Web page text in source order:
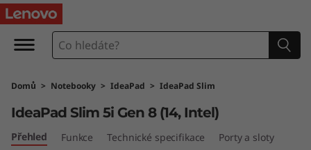
I
e
a
P
Domů > Notebooky > IdeaPad > IdeaPad Slim
IdeaPad Slim 5i Gen 8 (14, Intel)
Přehled Funkce Technické specifikace Porty a sloty